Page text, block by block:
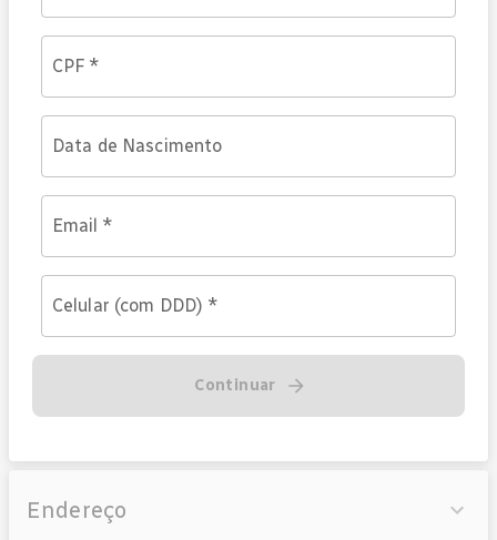
CPF *
Data de Nascimento
Email *
Celular (com DDD) *
Continuar
Endereço